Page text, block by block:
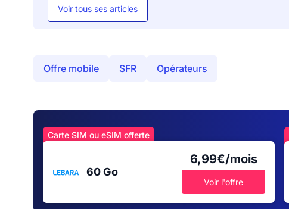
Voir tous ses articles
Offre mobile SFR Opérateurs
Carte SIM ou eSIM offerte
60 Go
6,99€/mois
Voir l'offre